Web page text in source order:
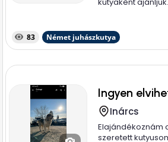
83 Német juhászkutya
Ingyen
Inárcs
Elajándékoznám
szeretett